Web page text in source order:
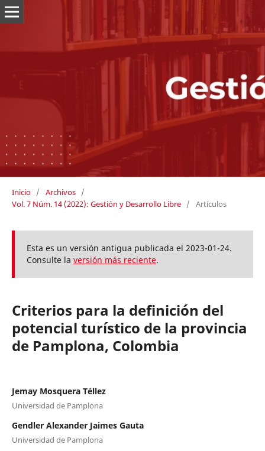
Inicio / Archivos /
Vol. 7 Núm. 14 (2022): Gestión y Desarrollo Libre / Artículos
Esta es un versión antigua publicada el 2023-01-24.
Consulte la versión más reciente.
Criterios para la definición del
potencial turístico de la provincia
de Pamplona, Colombia
Jemay Mosquera Téllez
Universidad de Pamplona
Gendler Alexander Jaimes Gauta
Universidad de Pamplona